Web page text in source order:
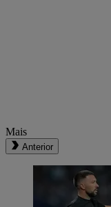
Mais
Anterior